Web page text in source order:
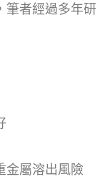
筆者經過多年研
金屬溶出風險